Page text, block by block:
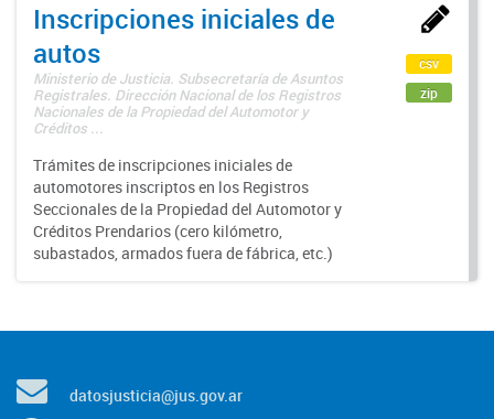
Inscripciones iniciales de
autos
Ministerio de Justicia. Subsecretaría de Asuntos
Registrales. Dirección Nacional de los Registros
Nacionales de la Propiedad del Automotor y
Créditos ...
Trámites de inscripciones iniciales de
automotores inscriptos en los Registros
Seccionales de la Propiedad del Automotor y
Créditos Prendarios (cero kilómetro,
subastados, armados fuera de fábrica, etc.)
csv
zip
datosjusticia@jus.gov.ar